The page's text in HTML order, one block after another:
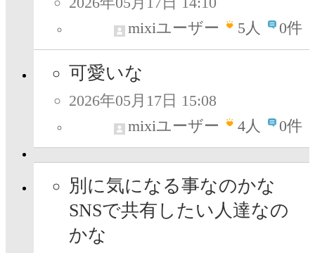
mixiユーザー
5人 0件
可愛いな
2026年05月17日 15:08
mixiユーザー
4人 0件
別に気になる事なのかな
SNSで共有したい人達なの
かな